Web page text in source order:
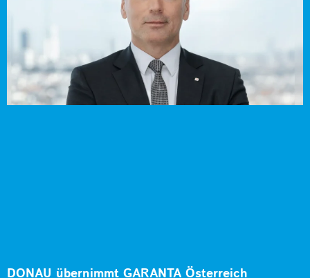
DONAU übernimmt GARANTA Österreich